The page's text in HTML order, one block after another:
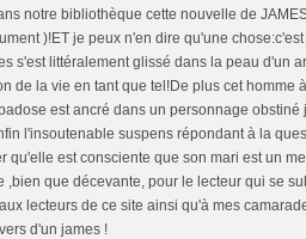
notre bibliothèque cette nouvelle de
)!ET je peux n'en dire qu'une
s'est littéralement glissé dans la peau d'un
de la vie en tant que tel!De plus cet homme
est ancré dans un personnage obstiné
l'insoutenable suspens répondant à la
qu'elle est consciente que son mari est un
,bien que décevante, pour le lecteur qui se
lecteurs de ce site ainsi qu'à mes
d'un james !